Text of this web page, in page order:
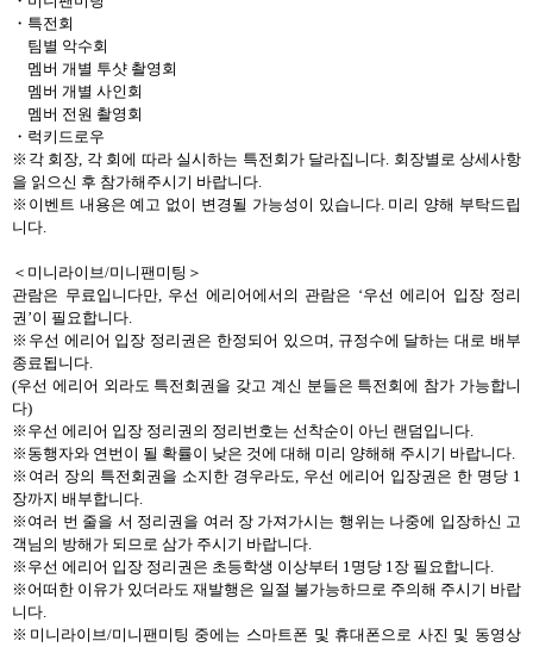
・ 특전회
팀별 악수회
멤버 개별 투샷 촬영회
멤버 개별 사인회
멤버 전원 촬영회
・ 럭키드로우
※각 회장, 각 회에 따라 실시하는 특전회가 달라집니다. 회장별로 상세사항
을 읽으신 후 참가해주시기 바랍니다.
※이벤트 내용은 예고 없이 변경될 가능성이 있습니다. 미리 양해 부탁드립
니다.
＜미니라이브/미니팬미팅＞
관람은 무료입니다만, 우선 에리어에서의 관람은 ‘우선 에리어 입장 정리
권 ’이 필요합니다.
※우선 에리어 입장 정리권은 한정되어 있으며, 규정수에 달하는 대로 배부
종료됩니다.
(우선 에리어 외라도 특전회권을 갖고 계신 분들은 특전회에 참가 가능합니
다)
※우선 에리어 입장 정리권의 정리번호는 선착순이 아닌 랜덤입니다.
※동행자와 연번이 될 확률이 낮은 것에 대해 미리 양해해 주시기 바랍니다.
※여러 장의 특전회권을 소지한 경우라도, 우선 에리어 입장권은 한 명당 1
장까지 배부합니다.
※여러 번 줄을 서 정리권을 여러 장 가져가시는 행위는 나중에 입장하신 고
객님의 방해가 되므로 삼가 주시기 바랍니다.
※우선 에리어 입장 정리권은 초등학생 이상부터 1명당 1장 필요합니다.
※어떠한 이유가 있더라도 재발행은 일절 불가능하므로 주의해 주시기 바랍
니다.
※미니라이브/미니팬미팅 중에는 스마트폰 및 휴대폰으로 사진 및 동영상